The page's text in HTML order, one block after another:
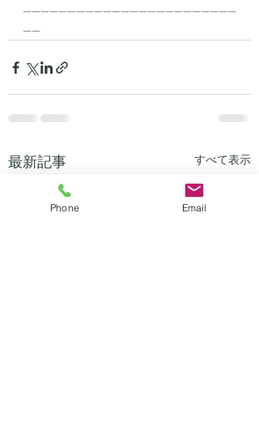
------------------------------------------------
----
最新記事 すべて表示
Phone Email